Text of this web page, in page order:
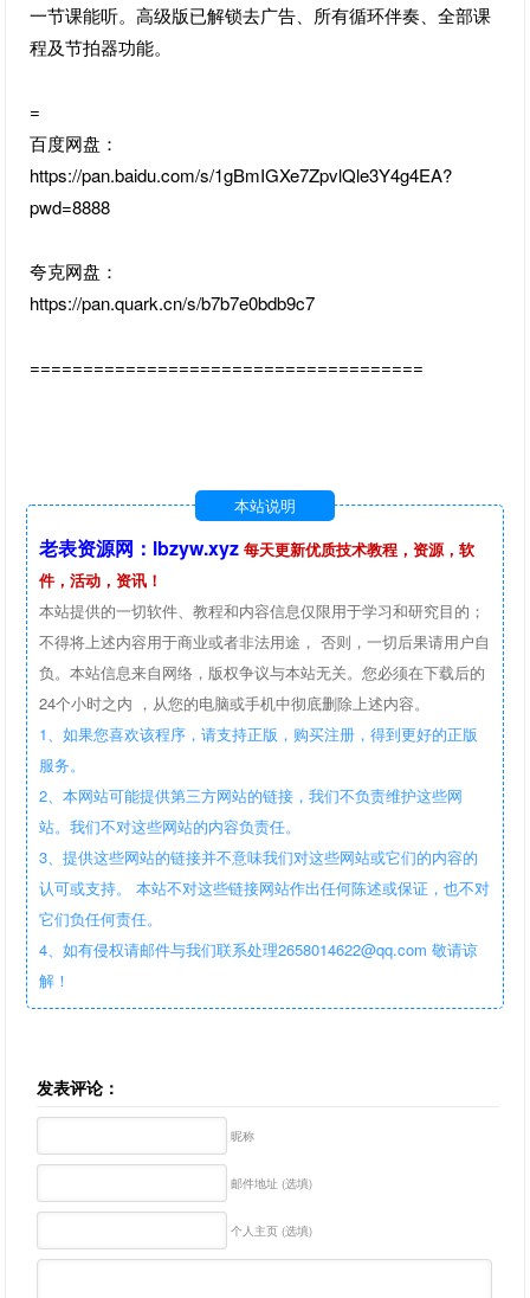
一节课能听。高级版已解锁去广告、所有循环伴奏、全部课
程及节拍器功能。
=
百度网盘：
https://pan.baidu.com/s/1gBmIGXe7ZpvlQle3Y4g4EA?
pwd=8888
夸克网盘：
https://pan.quark.cn/s/b7b7e0bdb9c7
=====================================
本站说明
老表资源网：lbzyw.xyz 每天更新优质技术教程，资源，软
件，活动，资讯！
本站提供的一切软件、教程和内容信息仅限用于学习和研究目的；
不得将上述内容用于商业或者非法用途， 否则，一切后果请用户自
负。本站信息来自网络，版权争议与本站无关。您必须在下载后的
24个小时之内 ，从您的电脑或手机中彻底删除上述内容。
1、如果您喜欢该程序，请支持正版，购买注册，得到更好的正版
服务。
2、本网站可能提供第三方网站的链接，我们不负责维护这些网
站。我们不对这些网站的内容负责任。
3、提供这些网站的链接并不意味我们对这些网站或它们的内容的
认可或支持。 本站不对这些链接网站作出任何陈述或保证，也不对
它们负任何责任。
4、如有侵权请邮件与我们联系处理2658014622@qq.com 敬请谅
解！
发表评论：
昵称
邮件地址 (选填)
个人主页 (选填)